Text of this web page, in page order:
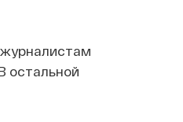
остальной